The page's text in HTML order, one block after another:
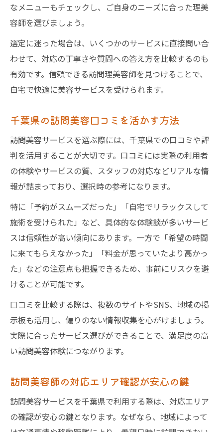
なメニューもチェックし、ご自身のニーズに合った理美
容師を選びましょう。
選定に迷った場合は、いくつかのサービスに直接問い合
わせて、対応の丁寧さや質問への答え方を比較するのも
有効です。信頼できる訪問理美容師を見つけることで、
自宅で快適に美容サービスを受けられます。
千葉県の訪問美容口コミを活かす方法
訪問美容サービスを選ぶ際には、千葉県での口コミや評
判を活用することが大切です。口コミには実際の利用者
の体験やサービスの質、スタッフの対応などリアルな情
報が詰まっており、選択時の参考になります。
特に「予約がスムーズだった」「自宅でリラックスして
施術を受けられた」など、具体的な体験談が多いサービ
スは信頼性が高い傾向にあります。一方で「希望の時間
に来てもらえなかった」「料金が思っていたより高かっ
た」などの注意点も把握できるため、事前にリスクを避
けることが可能です。
口コミを比較する際は、複数のサイトやSNS、地域の掲
示板も活用し、偏りのない情報収集を心がけましょう。
実際に合ったサービス選びができることで、満足度の高
い訪問美容体験につながります。
訪問美容師の対応エリア確認が安心の鍵
訪問美容サービスを千葉県で利用する際は、対応エリア
の確認が安心の鍵となります。なぜなら、地域によって